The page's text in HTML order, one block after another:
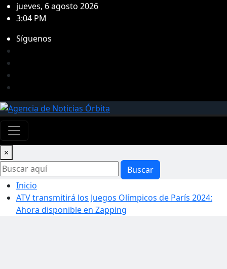
Saltarjueves, 6 agosto 2026
3:04 PM
Síguenos
×
Buscar
Inicio
ATV transmitirá los Juegos Olímpicos de París 2024:
Ahora disponible en Zapping